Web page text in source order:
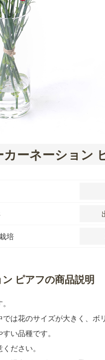
カーネーション
培
ピアフの商品説明
は花のサイズが大きく、ボ
い品種です。
ださい。